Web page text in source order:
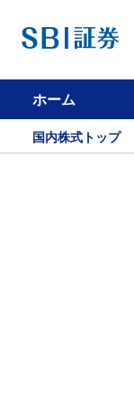
ホーム
国内株式トップ